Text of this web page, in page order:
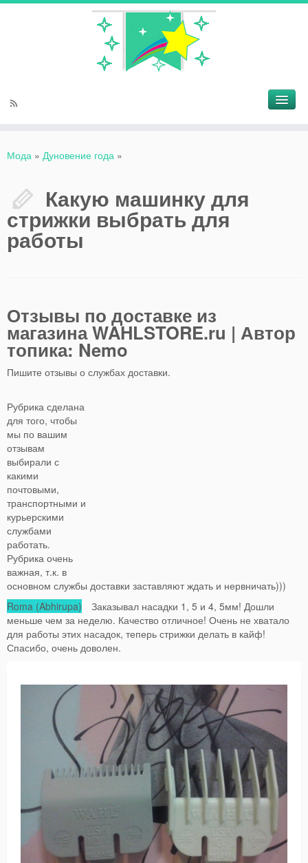
Мода » Дуновение года »
Какую машинку для
стрижки выбрать для
работы
Отзывы по доставке из
магазина WAHLSTORE.ru | Автор
топика: Nemo
Пишите отзывы о службах доставки.
Рубрика сделана
для того, чтобы
мы по вашим
отзывам
выбирали с
какими
почтовыми,
транспортными и
курьерскими
службами
работать.
Рубрика очень
важная, т.к. в
основном службы доставки заставляют ждать и нервничать)))
Roma (Abhirupa) Заказывал насадки 1, 5 и 4, 5мм! Дошли
меньше чем за неделю. Качество отличное! Очень не хватало
для работы этих насадок, теперь стрижки делать в кайф!
Спасибо, очень доволен.